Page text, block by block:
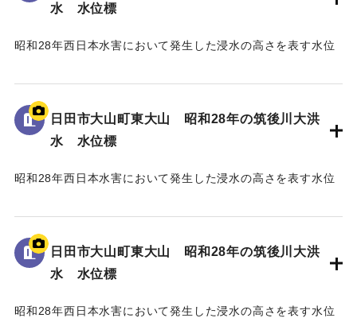
水 水位標
昭和28年西日本水害において発生した浸水の高さを表す水位
地面から105cmの位置に水位が示されており、「T.P
129.70m」と記されている。
｜固有コード:005430102
日田市大山町東大山 昭和28年の筑後川大洪
水 水位標
昭和28年西日本水害において発生した浸水の高さを表す水位
地面から3mの位置に水位が示されている。
｜固有コード: 005430101
日田市大山町東大山 昭和28年の筑後川大洪
水 水位標
昭和28年西日本水害において発生した浸水の高さを表す水位